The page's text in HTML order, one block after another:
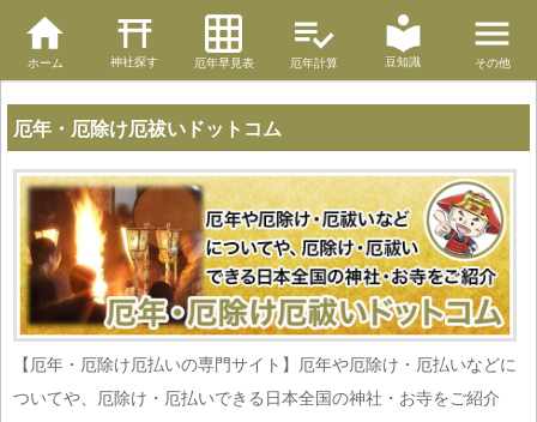
ホーム 神社探す 厄年早見表 厄年計算 豆知識 その他
厄年・厄除け厄祓いドットコム
【厄年・厄除け厄払いの専門サイト】厄年や厄除け・厄払いなどに
ついてや、厄除け・厄払いできる日本全国の神社・お寺をご紹介